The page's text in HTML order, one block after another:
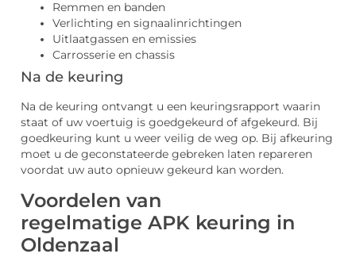
Remmen en banden
Verlichting en signaalinrichtingen
Uitlaatgassen en emissies
Carrosserie en chassis
Na de keuring
Na de keuring ontvangt u een keuringsrapport waarin
staat of uw voertuig is goedgekeurd of afgekeurd. Bij
goedkeuring kunt u weer veilig de weg op. Bij afkeuring
moet u de geconstateerde gebreken laten repareren
voordat uw auto opnieuw gekeurd kan worden.
Voordelen van
regelmatige APK keuring in
Oldenzaal